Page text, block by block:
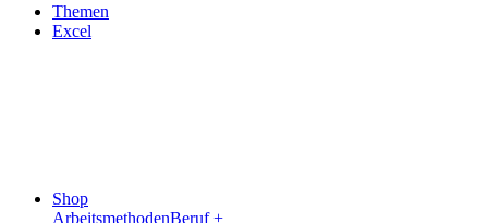
Themen
Excel
Shop
ArbeitsmethodenBeruf +